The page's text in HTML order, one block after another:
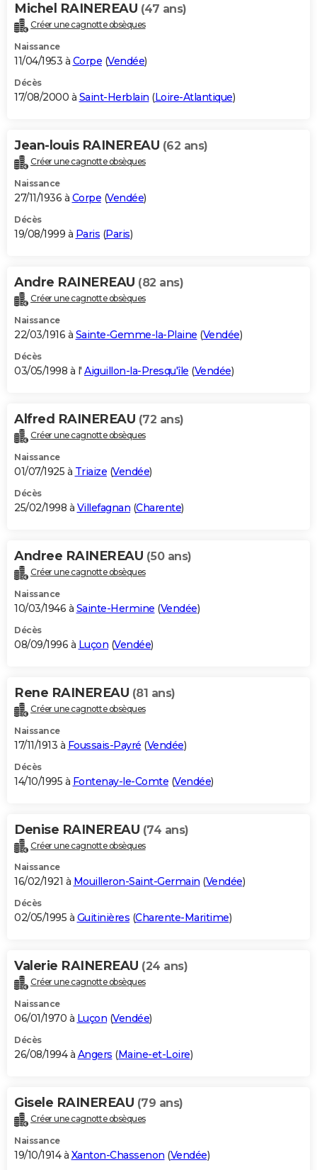
Michel RAINEREAU (47 ans)
Créer une cagnotte obsèques
Naissance
11/04/1953 à Corpe (Vendée)
Décès
17/08/2000 à Saint-Herblain (Loire-Atlantique)
Jean-louis RAINEREAU (62 ans)
Créer une cagnotte obsèques
Naissance
27/11/1936 à Corpe (Vendée)
Décès
19/08/1999 à Paris (Paris)
Andre RAINEREAU (82 ans)
Créer une cagnotte obsèques
Naissance
22/03/1916 à Sainte-Gemme-la-Plaine (Vendée)
Décès
03/05/1998 à l' Aiguillon-la-Presqu'île (Vendée)
Alfred RAINEREAU (72 ans)
Créer une cagnotte obsèques
Naissance
01/07/1925 à Triaize (Vendée)
Décès
25/02/1998 à Villefagnan (Charente)
Andree RAINEREAU (50 ans)
Créer une cagnotte obsèques
Naissance
10/03/1946 à Sainte-Hermine (Vendée)
Décès
08/09/1996 à Luçon (Vendée)
Rene RAINEREAU (81 ans)
Créer une cagnotte obsèques
Naissance
17/11/1913 à Foussais-Payré (Vendée)
Décès
14/10/1995 à Fontenay-le-Comte (Vendée)
Denise RAINEREAU (74 ans)
Créer une cagnotte obsèques
Naissance
16/02/1921 à Mouilleron-Saint-Germain (Vendée)
Décès
02/05/1995 à Guitinières (Charente-Maritime)
Valerie RAINEREAU (24 ans)
Créer une cagnotte obsèques
Naissance
06/01/1970 à Luçon (Vendée)
Décès
26/08/1994 à Angers (Maine-et-Loire)
Gisele RAINEREAU (79 ans)
Créer une cagnotte obsèques
Naissance
19/10/1914 à Xanton-Chassenon (Vendée)